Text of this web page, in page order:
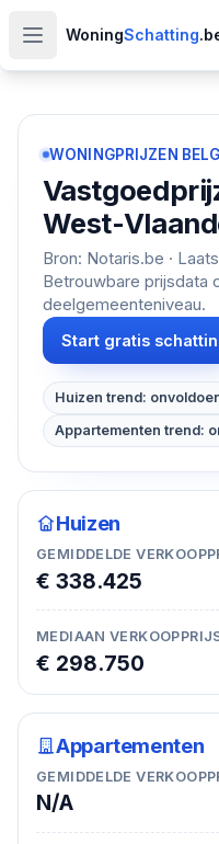
Open hoofdmenu
WoningSchatting
WONINGPRIJZEN
West-
Bron: Notaris.be ·
Betrouwbare prijsdata
deelgemeenteniveau.
Start gratis
Huizen trend:
Appartementen trend:
Huizen
GEMIDDELDE
€ 338.425
MEDIAAN
€ 298.750
Appartementen
GEMIDDELDE
N/A